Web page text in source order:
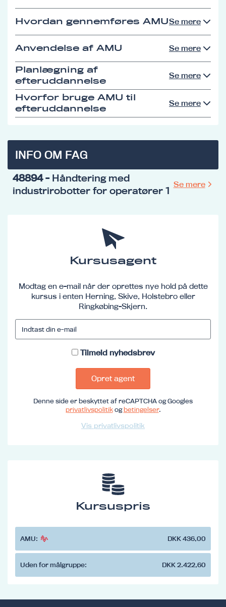
Hvordan gennemføres AMUSe mere
Anvendelse af AMU Se mere
Planlægning af
efteruddannelse
Se mere
Hvorfor bruge AMU til
efteruddannelse
Se mere
INFO OM FAG
48894- Håndtering med
industrirobotter for operatører 1
Se mere
Kursusagent
Modtag en e-mail når der oprettes nye hold på dette
kursus i enten Herning, Skive, Holstebro eller
Ringkøbing-Skjern.
Tilmeld nyhedsbrev
Opret agent
Denne side er beskyttet af reCAPTCHA og Googles
privatlivspolitikogbetingelser.
Vis privatlivspolitik
Kursuspris
AMU: DKK 436,00
Uden for målgruppe: DKK 2.422,60